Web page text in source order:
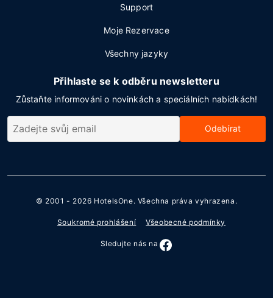
Support
Moje Rezervace
Všechny jazyky
Přihlaste se k odběru newsletteru
Zůstaňte informováni o novinkách a speciálních nabídkách!
Odebírat
© 2001 - 2026 HotelsOne. Všechna práva vyhrazena.
Soukromé prohlášení Všeobecné podmínky
Sledujte nás na